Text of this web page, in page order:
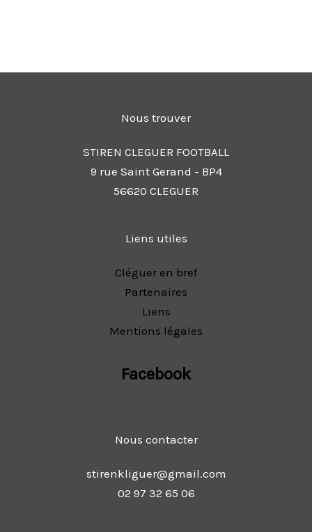
Nous trouver
STIREN CLEGUER FOOTBALL
9 rue Saint Gerand - BP4
56620 CLEGUER
Liens utiles
Cléguer en bref
Partenaires
Liens
Mentions légales
Facebook
Nous contacter
stirenkliguer@gmail.com
02 97 32 65 06